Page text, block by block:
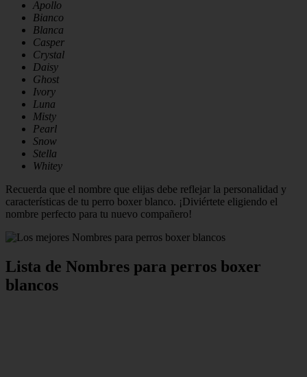
Apollo
Bianco
Blanca
Casper
Crystal
Daisy
Ghost
Ivory
Luna
Misty
Pearl
Snow
Stella
Whitey
Recuerda que el nombre que elijas debe reflejar la personalidad y
características de tu perro boxer blanco. ¡Diviértete eligiendo el
nombre perfecto para tu nuevo compañero!
Lista de Nombres para perros boxer
blancos